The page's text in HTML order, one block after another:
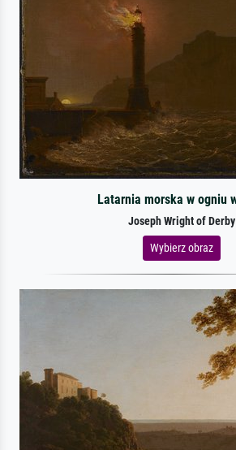
Latarnia morska w ogniu
Joseph Wright of Derby
Wybierz obraz